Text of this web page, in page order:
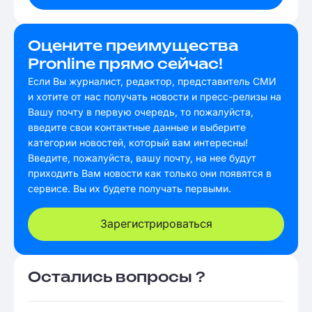
Оцените преимущества
Pronline прямо сейчас!
Если Вы журналист, редактор, представитель СМИ
и хотите от нас получать новости и пресс-релизы на
Вашу почту в первую очередь, то пожалуйста,
введите свои контактные данные и выберите
категории новостей, который вам интересны!
Введите, пожалуйста, вашу почту, на нее будут
приходить Вам новости как только они появятся в
сервисе. Вы их будете получать первыми.
Зарегистрироваться
Остались вопросы ?